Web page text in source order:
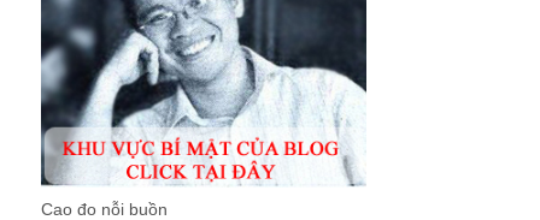
Cao đo nỗi buồn